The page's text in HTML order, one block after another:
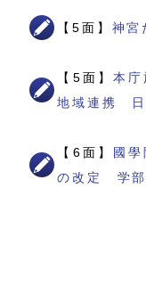
【5面】 神宮
【5面】本
地域連携 日
【6面】
國
の改定 学部